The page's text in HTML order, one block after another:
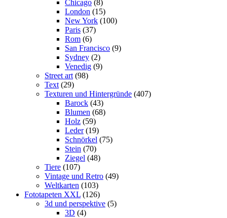
Chicago (8)
London (15)
New York (100)
Paris (37)
Rom (6)
San Francisco (9)
Sydney (2)
Venedig (9)
Street art (98)
Text (29)
Texturen und Hintergründe (407)
Barock (43)
Blumen (68)
Holz (59)
Leder (19)
Schnörkel (75)
Stein (70)
Ziegel (48)
Tiere (107)
Vintage und Retro (49)
Weltkarten (103)
Fototapeten XXL (126)
3d und perspektive (5)
3D (4)